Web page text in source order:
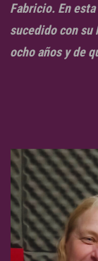
Fabricio. En
sucedido con su
ocho años y de